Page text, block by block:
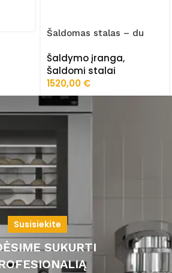
Šaldomas stalas – du
AK943-2D
Šaldymo įranga,
Šaldomi stalai
1520,00 €
Susisiekite
SUKURTI